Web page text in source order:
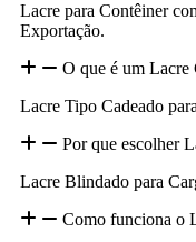
Lacre para Contêiner
Exportação.
O que é um Lacre
Lacre Tipo Cadeado
Por que escolher
Lacre Blindado para
Como funciona o